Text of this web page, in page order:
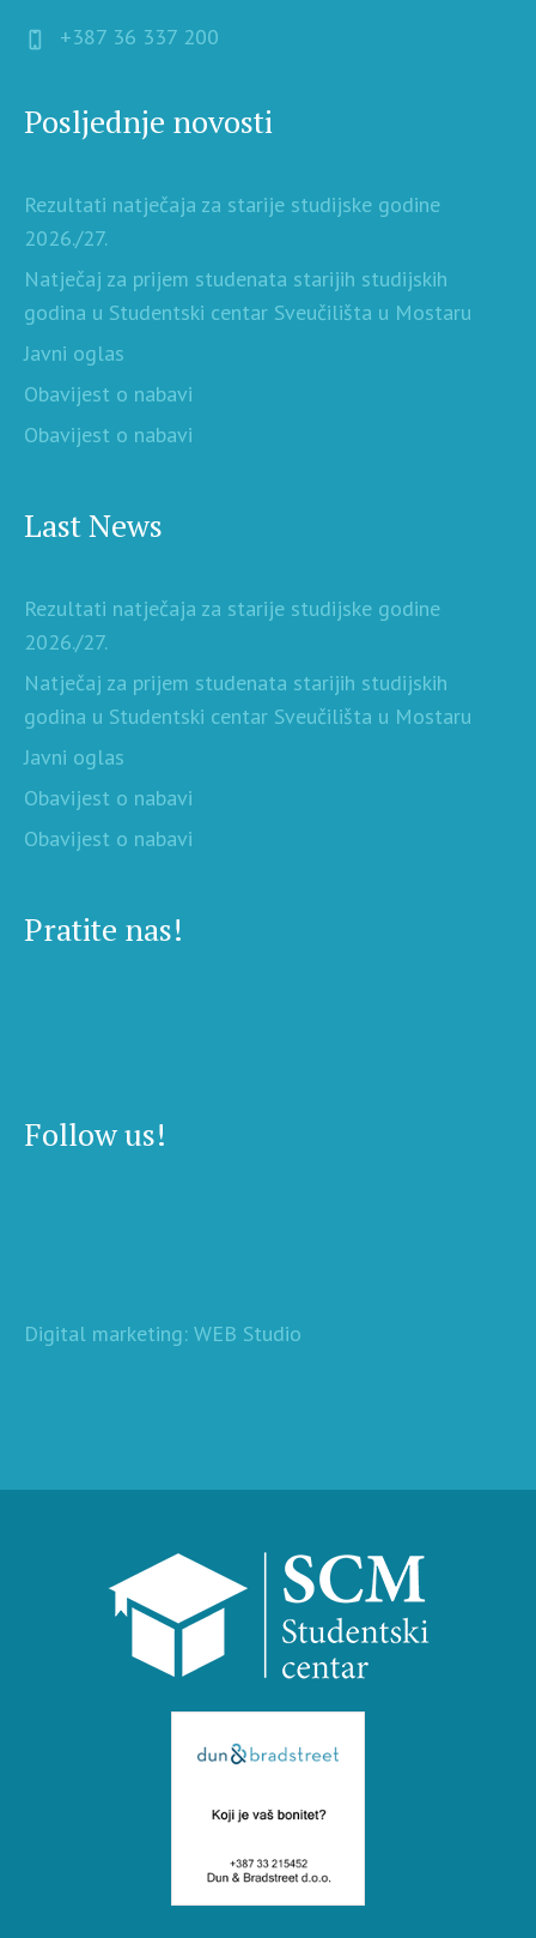
+387 36 337 200
Posljednje novosti
Rezultati natječaja za starije studijske godine
2026./27.
Natječaj za prijem studenata starijih studijskih
godina u Studentski centar Sveučilišta u Mostaru
Javni oglas
Obavijest o nabavi
Obavijest o nabavi
Last News
Rezultati natječaja za starije studijske godine
2026./27.
Natječaj za prijem studenata starijih studijskih
godina u Studentski centar Sveučilišta u Mostaru
Javni oglas
Obavijest o nabavi
Obavijest o nabavi
Pratite nas!
Follow us!
Digital marketing: WEB Studio